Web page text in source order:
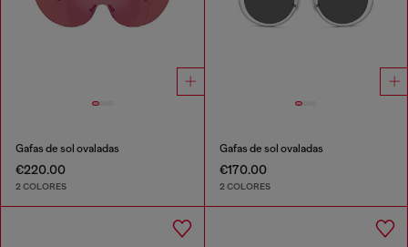
Gafas de sol ovaladas
€220.00
2 COLORES
Gafas de sol ovaladas
€170.00
2 COLORES